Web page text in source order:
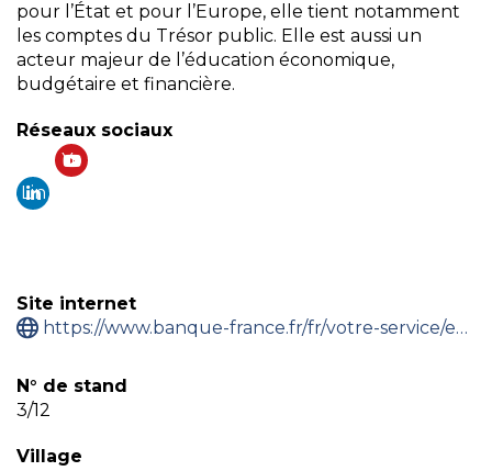
pour l’État et pour l’Europe, elle tient notamment
les comptes du Trésor public. Elle est aussi un
acteur majeur de l’éducation économique,
budgétaire et financière.
Réseaux sociaux
Lin
Yo
Site internet
https://www.banque-france.fr/fr/votre-service/entreprises/la-banque-de-france-vous-aide/indicateur-climat
N° de stand
3/12
Village